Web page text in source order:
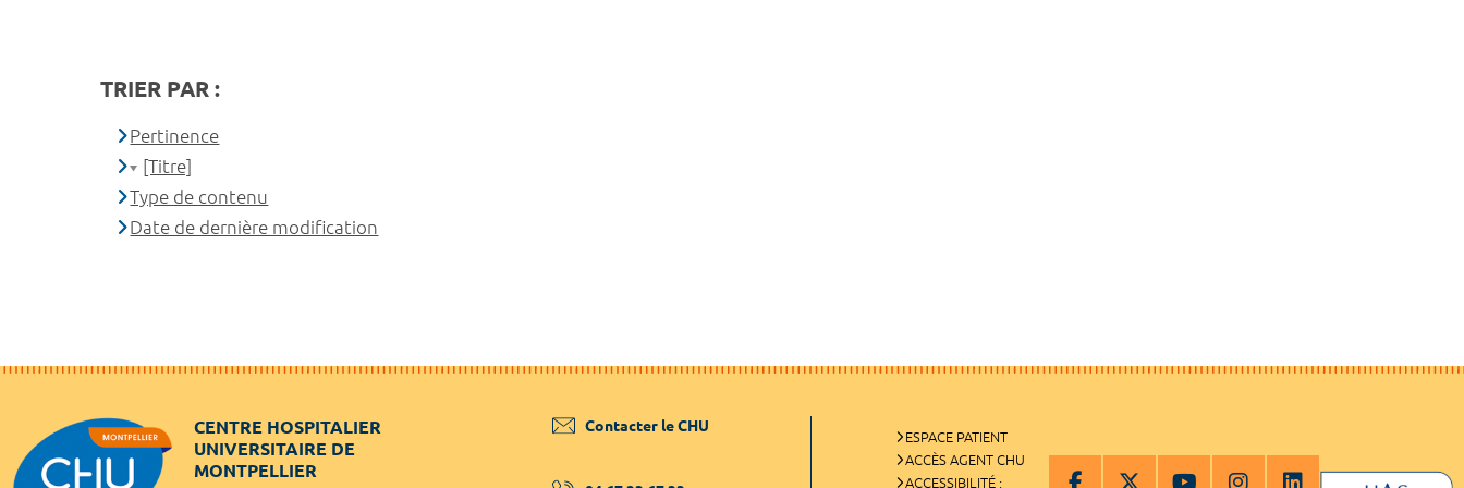
TRIER PAR :
Pertinence
[Titre]
Type de contenu
Date de dernière modification
CENTRE HOSPITALIER
UNIVERSITAIRE DE
MONTPELLIER
Contacter le CHU
ESPACE PATIENT
ACCÈS AGENT CHU
ACCESSIBILITÉ :